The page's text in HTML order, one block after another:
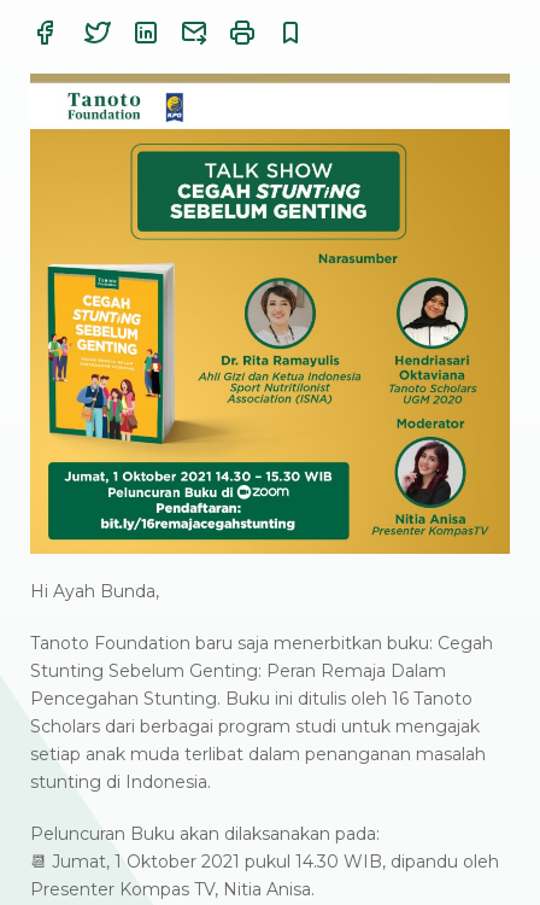
Hi Ayah Bunda,
Tanoto Foundation baru saja menerbitkan buku: Cegah
Stunting Sebelum Genting: Peran Remaja Dalam
Pencegahan Stunting. Buku ini ditulis oleh 16 Tanoto
Scholars dari berbagai program studi untuk mengajak
setiap anak muda terlibat dalam penanganan masalah
stunting di Indonesia.
Peluncuran Buku akan dilaksanakan pada:
📆 Jumat, 1 Oktober 2021 pukul 14.30 WIB, dipandu oleh
Presenter Kompas TV, Nitia Anisa.